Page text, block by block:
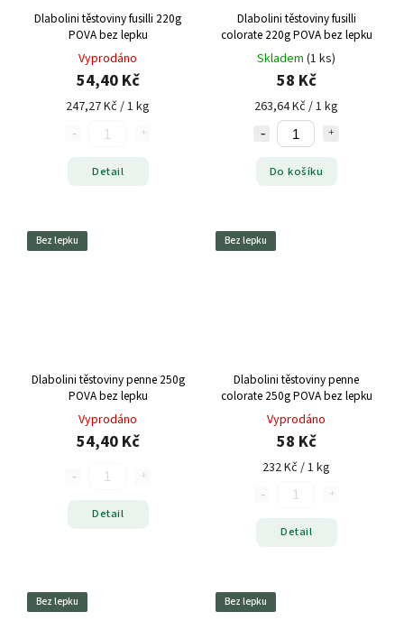
Dlabolini těstoviny fusilli 220g
POVA bez lepku
Vyprodáno
54,40 Kč
247,27 Kč / 1 kg
Detail
Dlabolini těstoviny fusilli
colorate 220g POVA bez lepku
Skladem (1 ks)
58 Kč
263,64 Kč / 1 kg
Do košíku
Bez lepku
Dlabolini těstoviny penne 250g
POVA bez lepku
Vyprodáno
54,40 Kč
Detail
Bez lepku
Dlabolini těstoviny penne
colorate 250g POVA bez lepku
Vyprodáno
58 Kč
232 Kč / 1 kg
Detail
Bez lepku Bez lepku